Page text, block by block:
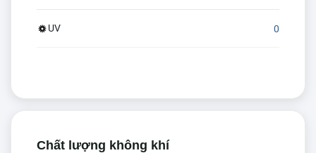
UV 0
Chất lượng không khí